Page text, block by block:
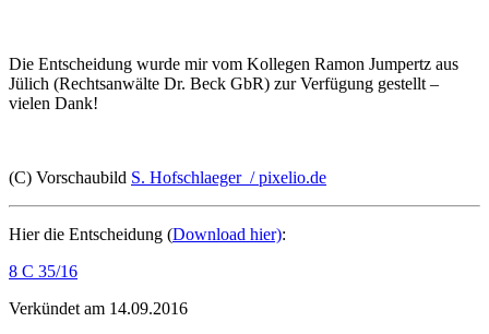
Die Entscheidung wurde mir vom Kollegen Ramon Jumpertz aus
Jülich (Rechtsanwälte Dr. Beck GbR) zur Verfügung gestellt –
vielen Dank!
(C) Vorschaubild S. Hofschlaeger / pixelio.de
Hier die Entscheidung (Download hier):
8 C 35/16
Verkündet am 14.09.2016